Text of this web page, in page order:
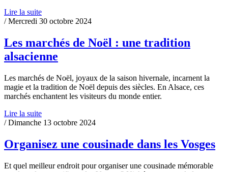
Lire la suite
/ Mercredi 30 octobre 2024
Les marchés de Noël : une tradition
alsacienne
Les marchés de Noël, joyaux de la saison hivernale, incarnent la
magie et la tradition de Noël depuis des siècles. En Alsace, ces
marchés enchantent les visiteurs du monde entier.
Lire la suite
/ Dimanche 13 octobre 2024
Organisez une cousinade dans les Vosges
Et quel meilleur endroit pour organiser une cousinade mémorable